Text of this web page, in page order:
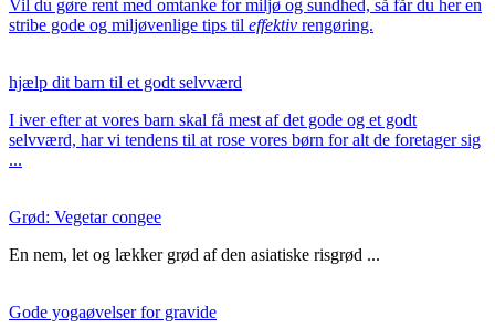
Vil du gøre rent med omtanke for miljø og sundhed, så får du her en
stribe gode og miljøvenlige tips til effektiv rengøring.
hjælp dit barn til et godt selvværd
I iver efter at vores barn skal få mest af det gode og et godt
selvværd, har vi tendens til at rose vores børn for alt de foretager sig
...
Grød: Vegetar congee
En nem, let og lækker grød af den asiatiske risgrød ...
Gode yogaøvelser for gravide